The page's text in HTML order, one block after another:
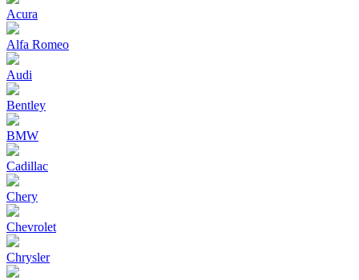
Acura
Alfa Romeo
Audi
Bentley
BMW
Cadillac
Chery
Chevrolet
Chrysler